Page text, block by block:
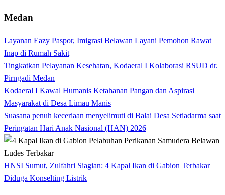
Medan
Layanan Eazy Paspor, Imigrasi Belawan Layani Pemohon Rawat
Inap di Rumah Sakit
Tingkatkan Pelayanan Kesehatan, Kodaeral I Kolaborasi RSUD dr.
Pirngadi Medan‎
Kodaeral I Kawal Humanis Ketahanan Pangan dan Aspirasi
Masyarakat di Desa Limau Manis
Suasana penuh keceriaan menyelimuti di Balai Desa Setiadarma saat
Peringatan Hari Anak Nasional (HAN) 2026
HNSI Sumut, Zulfahri Siagian: 4 Kapal Ikan di Gabion Terbakar
Diduga Konselting Listrik